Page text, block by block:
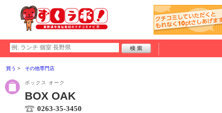
買う その他専門店
ボックス オーク
BOX OAK
0263-35-3450